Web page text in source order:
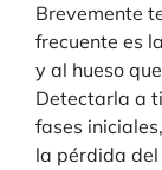
Brevemente
frecuente es
y al hueso
Detectarla a
fases
la pérdida